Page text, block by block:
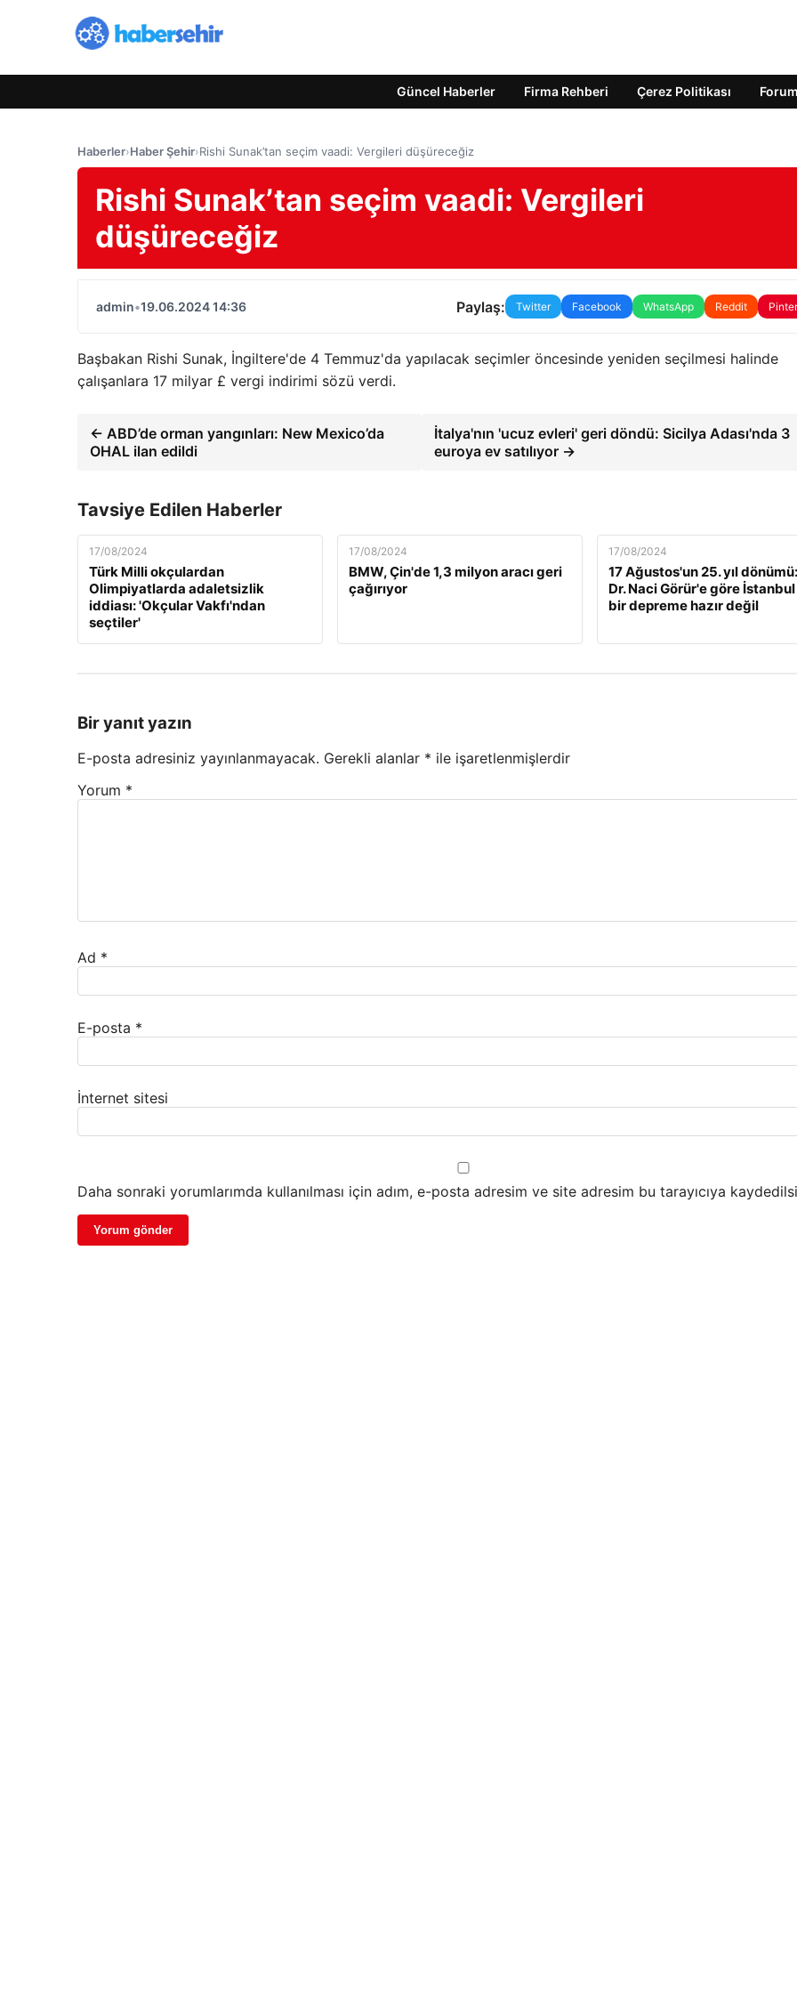
Güncel Haberler Firma Rehberi Çerez Politikası Forum
Haberler›Haber Şehir›Rishi Sunak’tan seçim vaadi: Vergileri düşüreceğiz
Rishi Sunak’tan seçim vaadi: Vergileri
düşüreceğiz
admin•19.06.2024 14:36 Paylaş: Twitter Facebook WhatsApp Reddit
Başbakan Rishi Sunak, İngiltere'de 4 Temmuz'da yapılacak seçimler öncesinde yeniden seçilmesi halinde
çalışanlara 17 milyar £ vergi indirimi sözü verdi.
← ABD’de orman yangınları: New Mexico’da
OHAL ilan edildi
İtalya'nın 'ucuz evleri' geri döndü: Sicilya Adası'nda 3
euroya ev satılıyor →
Tavsiye Edilen Haberler
17/08/2024
Türk Milli okçulardan
Olimpiyatlarda adaletsizlik
iddiası: 'Okçular Vakfı'ndan
seçtiler'
17/08/2024
BMW, Çin'de 1,3 milyon aracı geri
çağırıyor
17/08/2024
17 Ağustos'un 25. yıl
Dr. Naci Görür'e göre
bir depreme hazır değil
Bir yanıt yazın
E-posta adresiniz yayınlanmayacak. Gerekli alanlar * ile işaretlenmişlerdir
Yorum *
Ad *
E-posta *
İnternet sitesi
Daha sonraki yorumlarımda kullanılması için adım, e-posta adresim ve site adresim bu tarayıcıya